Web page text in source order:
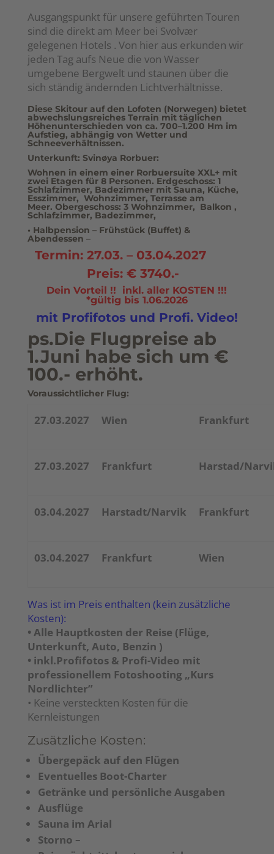
Ausgangspunkt für unsere geführten Touren
sind die direkt am Meer bei Svolvær
gelegenen Hotels . Von hier aus erkunden wir
jeden Tag aufs Neue die von Wasser
umgebene Bergwelt und staunen über die
sich ständig ändernden Lichtverhältnisse.
Diese Skitour auf den Lofoten (Norwegen) bietet
abwechslungsreiches Terrain mit täglichen
Höhenunterschieden von ca. 700–1.200 Hm im
Aufstieg, abhängig von Wetter und
Schneeverhältnissen.
Unterkunft: Svinøya Rorbuer:
Wohnen in einem einer Rorbuersuite XXL+ mit
zwei Etagen für 8 Personen. Erdgeschoss: 1
Schlafzimmer, Badezimmer mit Sauna, Küche,
Esszimmer, Wohnzimmer, Terrasse am
Meer. Obergeschoss: 3 Wohnzimmer, Balkon ,
Schlafzimmer, Badezimmer,
• Halbpension – Frühstück (Buffet) &
Abendessen –
Termin: 27.03. – 03.04.2027
Preis: € 3740.-
DeinVorteil !! inkl. aller KOSTEN !!!
*gültig bis 1.06.2026
mit Profifotos und Profi. Video!
ps.Die Flugpreise ab
1.Juni habe sich um €
100.- erhöht.
Voraussichtlicher Flug:
27.03.2027 Wien Frankfurt
27.03.2027 Frankfurt Harstad/
03.04.2027 Harstadt/Narvik Frankfurt
03.04.2027 Frankfurt Wien
Was ist im Preis enthalten (kein zusätzliche
Kosten):
• Alle Hauptkosten der Reise (Flüge,
Unterkunft, Auto, Benzin )
• inkl.Profifotos & Profi-Video mit
professionellem Fotoshooting „Kurs
Nordlichter”
• Keine versteckten Kosten für die
Kernleistungen
Zusätzliche Kosten:
Übergepäck auf den Flügen
Eventuelles Boot-Charter
Getränke und persönliche Ausgaben
Ausflüge
Sauna im Arial
Storno –